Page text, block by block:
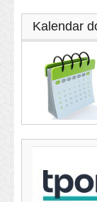
Kalendar
T-portal.hr
Dnevni
zvijezde